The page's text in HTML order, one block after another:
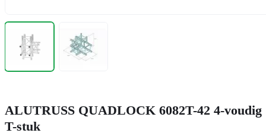
ALUTRUSS QUADLOCK 6082T-42 4-voudig
T-stuk